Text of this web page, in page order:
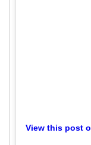
View this post